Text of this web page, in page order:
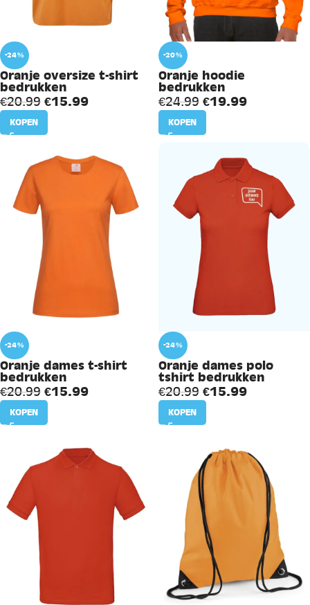
-24%
Oranje oversize t-shirt
bedrukken
€20.99 €15.99
KOPEN
-20%
Oranje hoodie
bedrukken
€24.99 €19.99
KOPEN
-24%
Oranje dames t-shirt
bedrukken
€20.99 €15.99
KOPEN
-24%
Oranje dames polo
tshirt bedrukken
€20.99 €15.99
KOPEN